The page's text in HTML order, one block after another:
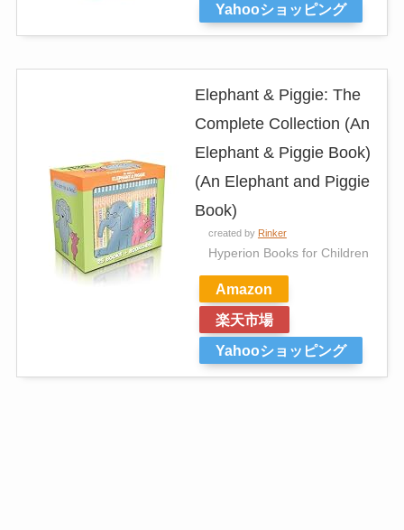
Yahooショッピング
Elephant & Piggie: The
Complete Collection (An
Elephant & Piggie Book)
(An Elephant and Piggie
Book)
created by Rinker
Hyperion Books for Children
Amazon
楽天市場
Yahooショッピング